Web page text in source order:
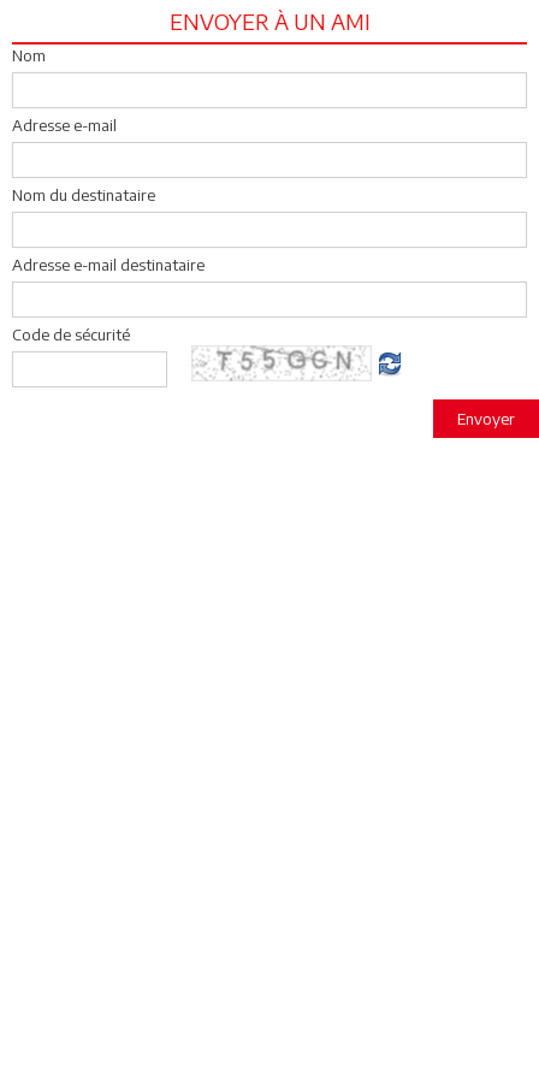
ENVOYER À UN AMI
Nom
Adresse e-mail
Nom du destinataire
Adresse e-mail destinataire
Code de sécurité
Envoyer